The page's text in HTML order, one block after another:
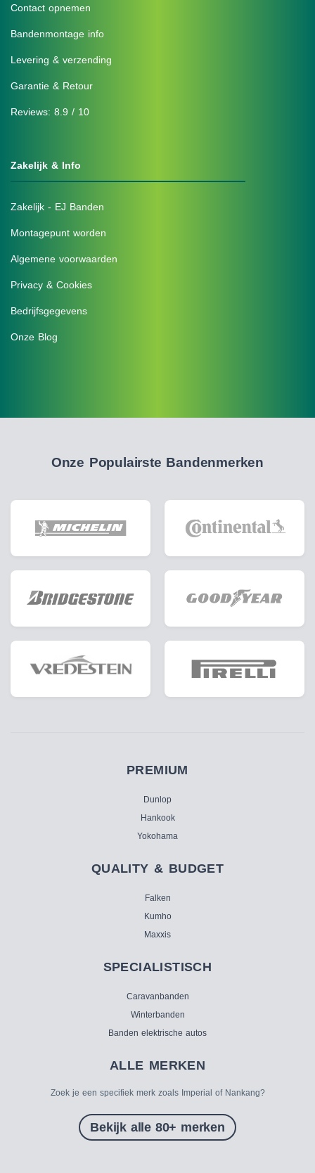
Contact opnemen
Bandenmontage info
Levering & verzending
Garantie & Retour
Reviews: 8.9 / 10
Zakelijk & Info
Zakelijk - EJ Banden
Montagepunt worden
Algemene voorwaarden
Privacy & Cookies
Bedrijfsgegevens
Onze Blog
Onze Populairste Bandenmerken
PREMIUM
Dunlop
Hankook
Yokohama
QUALITY & BUDGET
Falken
Kumho
Maxxis
SPECIALISTISCH
Caravanbanden
Winterbanden
Banden elektrische autos
ALLE MERKEN
Zoek je een specifiek merk zoals Imperial of Nankang?
Bekijk alle 80+ merken